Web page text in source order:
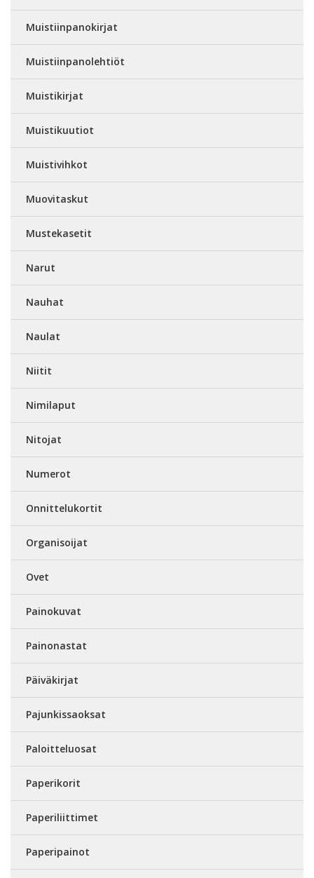
Muistiinpanokirjat
Muistiinpanolehtiöt
Muistikirjat
Muistikuutiot
Muistivihkot
Muovitaskut
Mustekasetit
Narut
Nauhat
Naulat
Niitit
Nimilaput
Nitojat
Numerot
Onnittelukortit
Organisoijat
Ovet
Painokuvat
Painonastat
Päiväkirjat
Pajunkissaoksat
Paloitteluosat
Paperikorit
Paperiliittimet
Paperipainot